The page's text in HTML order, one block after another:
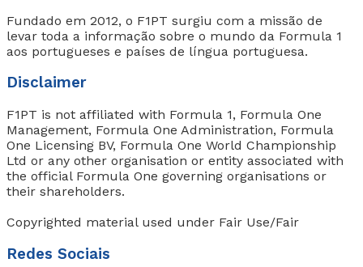
Fundado em 2012, o F1PT surgiu com a missão de
levar toda a informação sobre o mundo da Formula 1
aos portugueses e países de língua portuguesa.
Disclaimer
F1PT is not affiliated with Formula 1, Formula One
Management, Formula One Administration, Formula
One Licensing BV, Formula One World Championship
Ltd or any other organisation or entity associated with
the official Formula One governing organisations or
their shareholders.
Copyrighted material used under Fair Use/Fair
Redes Sociais